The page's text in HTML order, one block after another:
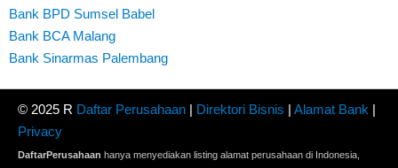
Bank BPD Sumsel Babel
Bank BCA Malang
Bank Sinarmas Palembang
© 2025 R Daftar Perusahaan | Direktori Bisnis | Alamat Bank |
Privacy
DaftarPerusahaan hanya menyediakan listing alamat perusahaan di Indonesia,